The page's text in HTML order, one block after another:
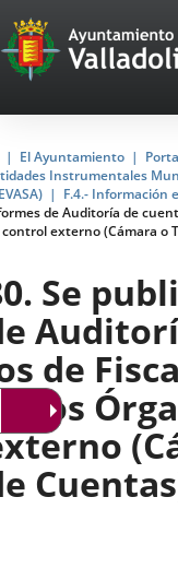
Portal
Web
del
de
Valladolid
El Ayuntamiento
Instrumentales
F.4.- Información
de Auditoría de
control externo (Cámara o
Se
de
los